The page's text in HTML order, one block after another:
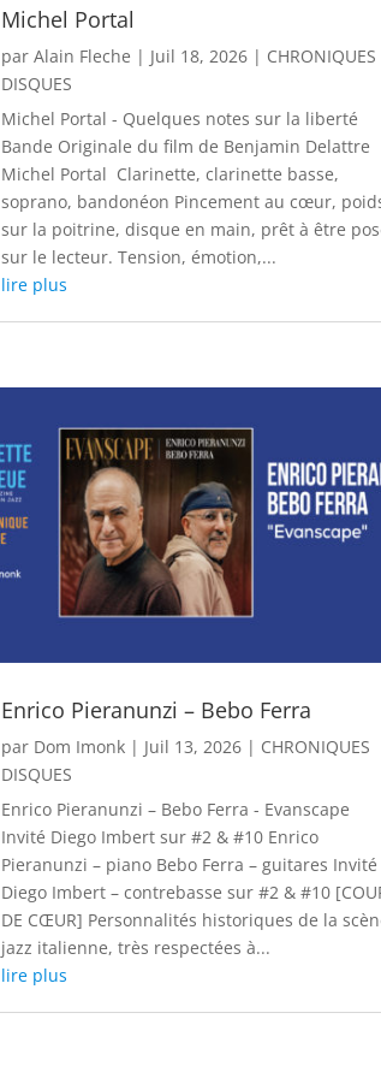
Michel Portal
par Alain Fleche | Juil 18, 2026| CHRONIQUES
DISQUES
Michel Portal - Quelques notes sur la liberté
Bande Originale du film de Benjamin Delattre
Michel Portal Clarinette, clarinette basse,
soprano, bandonéon Pincement au cœur,
sur la poitrine, disque en main, prêt à être
sur le lecteur. Tension, émotion,...
lire plus
Enrico Pieranunzi – Bebo Ferra
par Dom Imonk| Juil 13, 2026| CHRONIQUES
DISQUES
Enrico Pieranunzi – Bebo Ferra - Evanscape
Invité Diego Imbert sur #2 & #10 Enrico
Pieranunzi – piano Bebo Ferra – guitares Invité
Diego Imbert – contrebasse sur #2 & #10
DE CŒUR] Personnalités historiques de la
jazz italienne, très respectées à...
lire plus